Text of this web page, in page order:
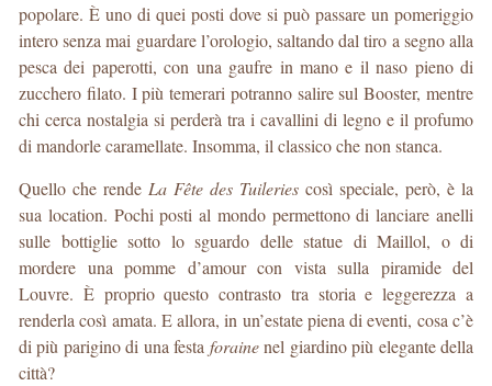
popolare. È uno di quei posti dove si può passare un pomeriggio
intero senza mai guardare l’orologio, saltando dal tiro a segno alla
pesca dei paperotti, con una gaufre in mano e il naso pieno di
zucchero filato. I più temerari potranno salire sul Booster, mentre
chi cerca nostalgia si perderà tra i cavallini di legno e il profumo
di mandorle caramellate. Insomma, il classico che non stanca.
Quello che rende La Fête des Tuileries così speciale, però, è la
sua location. Pochi posti al mondo permettono di lanciare anelli
sulle bottiglie sotto lo sguardo delle statue di Maillol, o di
mordere una pomme d’amour con vista sulla piramide del
Louvre. È proprio questo contrasto tra storia e leggerezza a
renderla così amata. E allora, in un’estate piena di eventi, cosa c’è
di più parigino di una festa forainenel giardino più elegante della
città?